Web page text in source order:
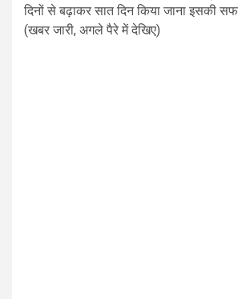
दिनों से बढ़ाकर सात दिन किया जाना इसकी
(खबर जारी, अगले पैरे में देखिए)